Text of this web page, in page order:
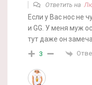
Ответить на
Если у Вас нос не
и GG. У меня муж
тут даже он
3